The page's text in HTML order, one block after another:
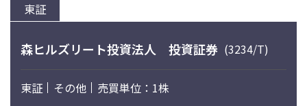
東証
森ヒルズリート投資法人 投資証券 (3234/T)
東証 その他 売買単位：1株